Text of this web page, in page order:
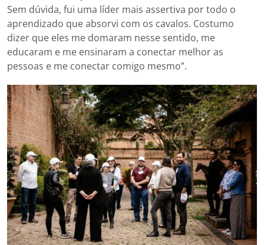
Sem dúvida, fui uma líder mais assertiva por todo o
aprendizado que absorvi com os cavalos. Costumo
dizer que eles me domaram nesse sentido, me
educaram e me ensinaram a conectar melhor as
pessoas e me conectar comigo mesmo”.